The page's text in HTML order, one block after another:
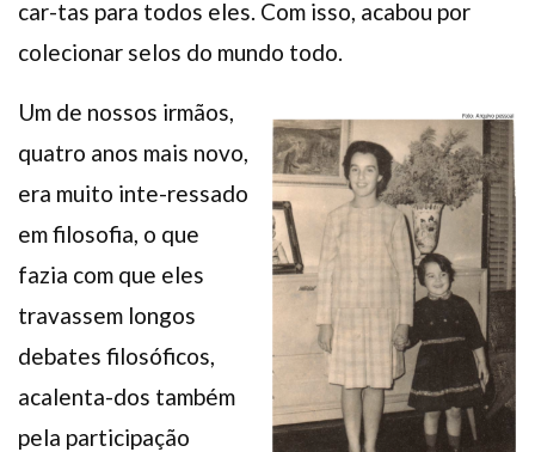
car-tas para todos eles. Com isso, acabou por
colecionar selos do mundo todo.
Um de nossos irmãos,
quatro anos mais novo,
era muito inte-ressado
em filosofia, o que
fazia com que eles
travassem longos
debates filosóficos,
acalenta-dos também
pela participação